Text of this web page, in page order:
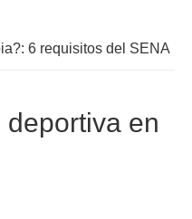
6 requisitos del SENA
en